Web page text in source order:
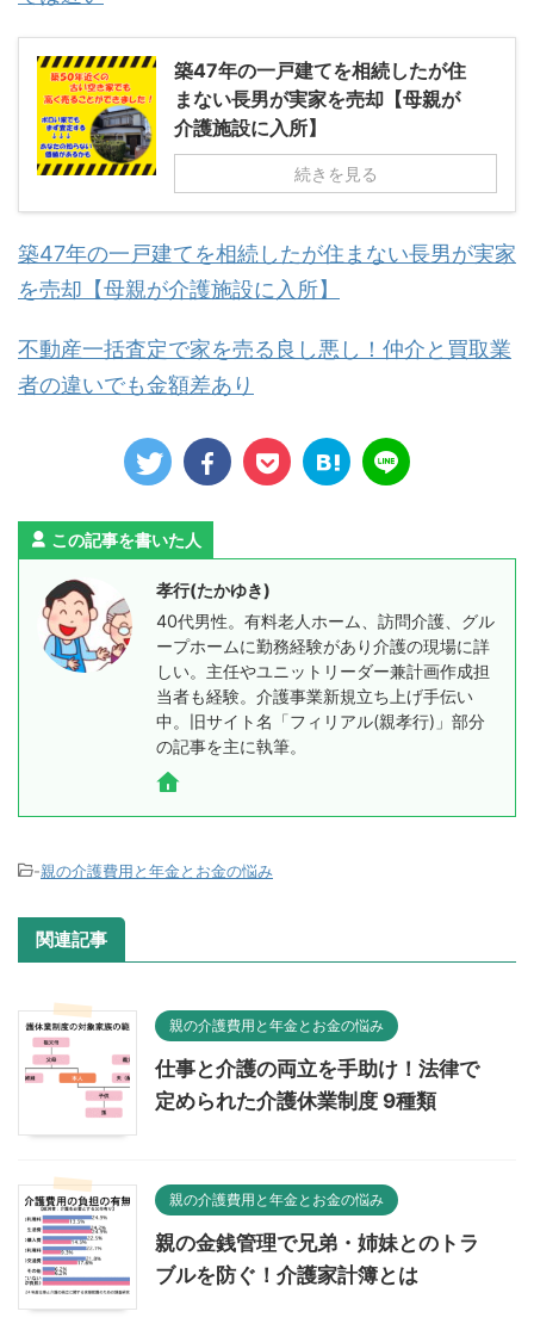
築47年の一戸建てを相続したが住
まない長男が実家を売却【母親が
介護施設に入所】
続きを見る
築47年の一戸建てを相続したが住まない長男が実家
を売却【母親が介護施設に入所】
不動産一括査定で家を売る良し悪し！仲介と買取業
者の違いでも金額差あり
この記事を書いた人
孝行(たかゆき)
40代男性。有料老人ホーム、訪問介護、グル
ープホームに勤務経験があり介護の現場に詳
しい。主任やユニットリーダー兼計画作成担
当者も経験。介護事業新規立ち上げ手伝い
中。旧サイト名「フィリアル(親孝行)」部分
の記事を主に執筆。
-親の介護費用と年金とお金の悩み
関連記事
親の介護費用と年金とお金の悩み
仕事と介護の両立を手助け！法律で
定められた介護休業制度 9種類
親の介護費用と年金とお金の悩み
親の金銭管理で兄弟・姉妹とのトラ
ブルを防ぐ！介護家計簿とは